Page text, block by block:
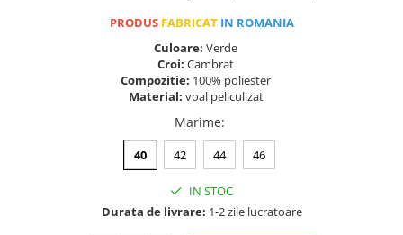
PRODUS FABRICATIN ROMANIA
Culoare: Verde
Croi: Cambrat
Compozitie: 100% poliester
Material: voal peliculizat
Marime:
40 42 44 46
IN STOC
Durata de livrare: 1-2 zile lucratoare